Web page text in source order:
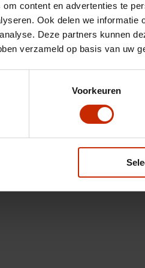
content en advertenties te
Ook delen we
Deze partners kunnen
verzameld op basis van uw
Voorkeuren